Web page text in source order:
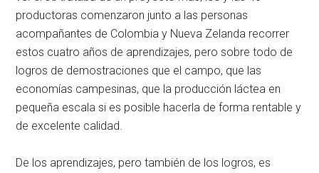
productoras comenzaron junto a las personas
acompañantes de Colombia y Nueva Zelanda recorrer
estos cuatro años de aprendizajes, pero sobre todo de
logros de demostraciones que el campo, que las
economías campesinas, que la producción láctea en
pequeña escala si es posible hacerla de forma rentable y
de excelente calidad.
De los aprendizajes, pero también de los logros, es